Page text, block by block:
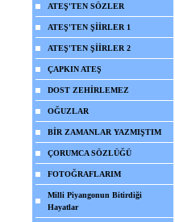
ATEŞ'TEN SÖZLER
ATEŞ'TEN ŞİİRLER 1
ATEŞ'TEN ŞİİRLER 2
ÇAPKIN ATEŞ
DOST ZEHİRLEMEZ
OĞUZLAR
BİR ZAMANLAR YAZMIŞTIM
ÇORUMCA SÖZLÜĞÜ
FOTOĞRAFLARIM
Milli Piyangonun Bitirdiği
Hayatlar